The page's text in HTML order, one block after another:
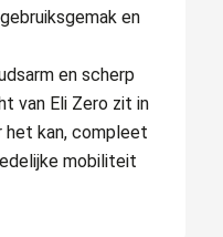
en
en scherp
van Eli Zero zit in
het kan, compleet
mobiliteit